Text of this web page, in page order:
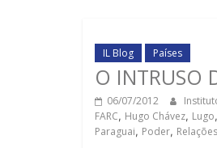
IL Blog Países
O INTRUSO
06/07/2012
FARC, Hugo Chávez, Lugo,
Paraguai, Poder,